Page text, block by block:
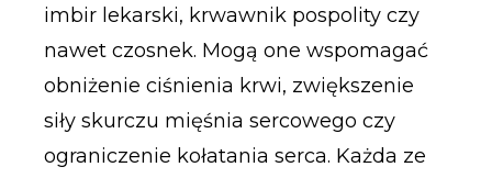
imbir lekarski, krwawnik pospolity czy
nawet czosnek. Mogą one wspomagać
obniżenie ciśnienia krwi, zwiększenie
siły skurczu mięśnia sercowego czy
ograniczenie kołatania serca. Każda ze